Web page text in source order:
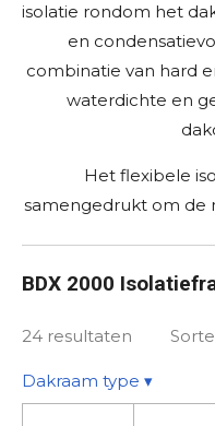
isolatie rondom het
en
combinatie van hard
waterdichte en
Het flexibele
samengedrukt om de
BDX 2000
24 resultaten
Dakraam type ▾